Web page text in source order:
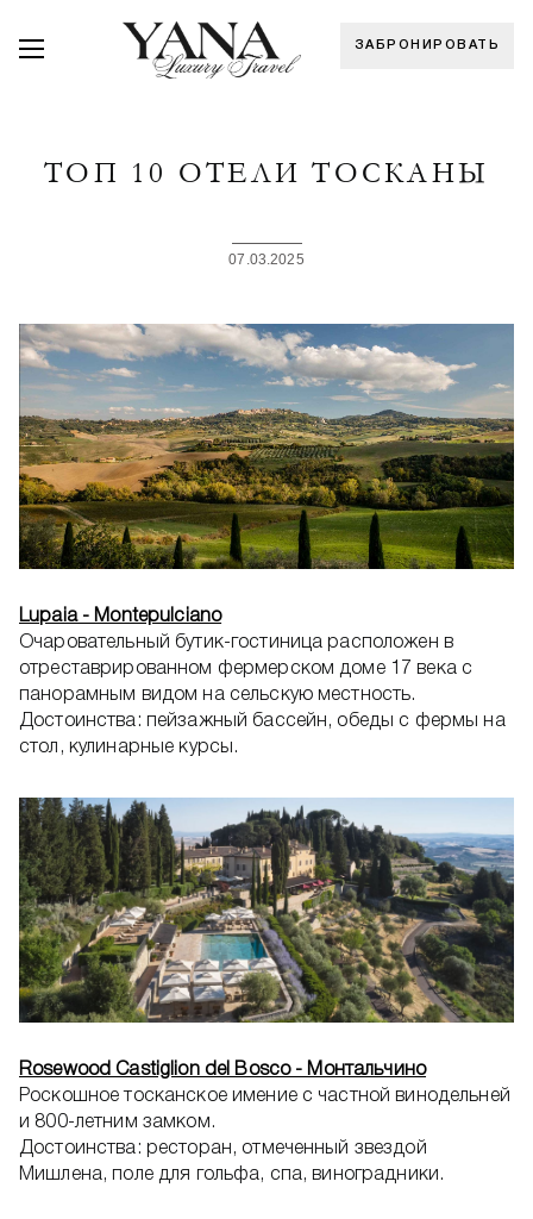
ЗАБРОНИРОВАТЬ
ТОП 10 ОТЕЛИ ТОСКАНЫ
07.03.2025
Lupaia - Montepulciano
Очаровательный бутик-гостиница расположен в
отреставрированном фермерском доме 17 века с
панорамным видом на сельскую местность.
Достоинства: пейзажный бассейн, обеды с фермы на
стол, кулинарные курсы.
Rosewood Castiglion del Bosco - Монтальчино
Роскошное тосканское имение с частной винодельней
и 800-летним замком.
Достоинства: ресторан, отмеченный звездой
Мишлена, поле для гольфа, спа, виноградники.